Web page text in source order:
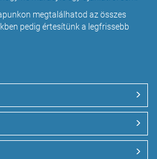
megtalálhatod az összes
pedig értesítünk a legfrissebb